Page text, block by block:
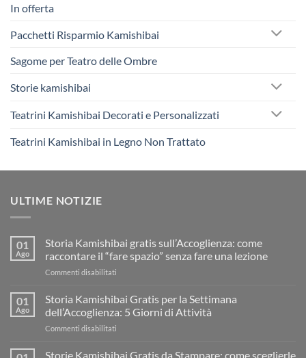
In offerta
Pacchetti Risparmio Kamishibai
Sagome per Teatro delle Ombre
Storie kamishibai
Teatrini Kamishibai Decorati e Personalizzati
Teatrini Kamishibai in Legno Non Trattato
ULTIME NOTIZIE
01
Ago
Storia Kamishibai gratis sull’Accoglienza: come
raccontare il “fare spazio” senza fare una lezione
Commenti disabilitati
Kamishibai
gratis
sull’Accoglienza:
il
01
Ago
Storia Kamishibai Gratis per la Settimana
dell’Accoglienza: 5 Giorni di Attività
Commenti disabilitati
Kamishibai
Storie Kamishibai Gratis da Stampare: come sceglierle